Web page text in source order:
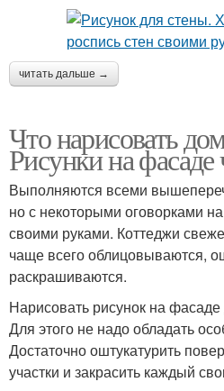
читать дальше →
Что нарисовать
Рисунки на фасаде
Выполняются всеми
но с некоторыми оговорками
своими руками. Коттеджи
чаще всего облицовываются,
раскрашиваются.
Нарисовать рисунок на
Для этого не надо обладать
Достаточно оштукатурить
участки и закрасить каждый